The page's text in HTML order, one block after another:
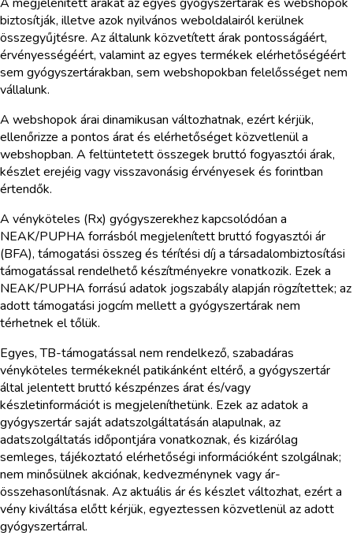
biztosítják, illetve azok nyilvános weboldalairól kerülnek
összegyűjtésre. Az általunk közvetített árak pontosságáért,
érvényességéért, valamint az egyes termékek elérhetőségéért
sem gyógyszertárakban, sem webshopokban felelősséget nem
vállalunk.
A webshopok árai dinamikusan változhatnak, ezért kérjük,
ellenőrizze a pontos árat és elérhetőséget közvetlenül a
webshopban. A feltüntetett összegek bruttó fogyasztói árak,
készlet erejéig vagy visszavonásig érvényesek és forintban
értendők.
A vényköteles (Rx) gyógyszerekhez kapcsolódóan a
NEAK/PUPHA forrásból megjelenített bruttó fogyasztói ár
(BFA), támogatási összeg és térítési díj a társadalombiztosítási
támogatással rendelhető készítményekre vonatkozik. Ezek a
NEAK/PUPHA forrású adatok jogszabály alapján rögzítettek; az
adott támogatási jogcím mellett a gyógyszertárak nem
térhetnek el tőlük.
Egyes, TB-támogatással nem rendelkező, szabadáras
vényköteles termékeknél patikánként eltérő, a gyógyszertár
által jelentett bruttó készpénzes árat és/vagy
készletinformációt is megjeleníthetünk. Ezek az adatok a
gyógyszertár saját adatszolgáltatásán alapulnak, az
adatszolgáltatás időpontjára vonatkoznak, és kizárólag
semleges, tájékoztató elérhetőségi információként szolgálnak;
nem minősülnek akciónak, kedvezménynek vagy ár-
összehasonlításnak. Az aktuális ár és készlet változhat, ezért a
vény kiváltása előtt kérjük, egyeztessen közvetlenül az adott
gyógyszertárral.